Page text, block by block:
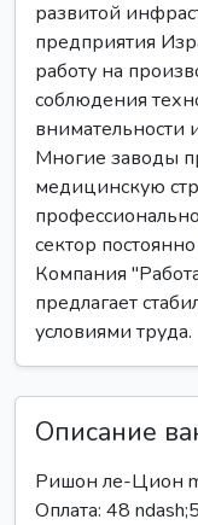
развитой
предприятия
работу на
соблюдения
внимательности
Многие заводы
медицинскую
сектор
Компания
предлагает
условиями труда.
Описание
Ришон ле-Цион
Оплата: 48